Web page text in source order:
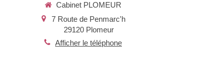
Cabinet PLOMEUR
7 Route de Penmarc'h
29120 Plomeur
Afficher le téléphone